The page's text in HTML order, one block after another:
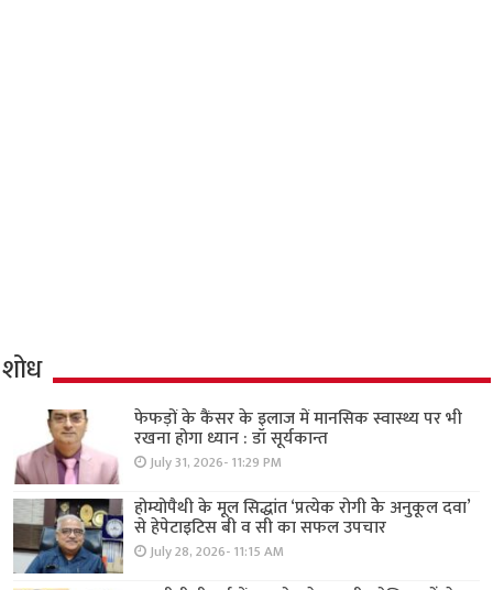
शोध
फेफड़ों के कैंसर के इलाज में मानसिक स्वास्थ्य पर भी
रखना होगा ध्यान : डॉ सूर्यकान्त
July 31, 2026- 11:29 PM
होम्योपैथी के मूल सिद्धांत ‘प्रत्येक रोगी केे अनुकूल दवा’
से हेपेटाइटिस बी व सी का सफल उपचार
July 28, 2026- 11:15 AM